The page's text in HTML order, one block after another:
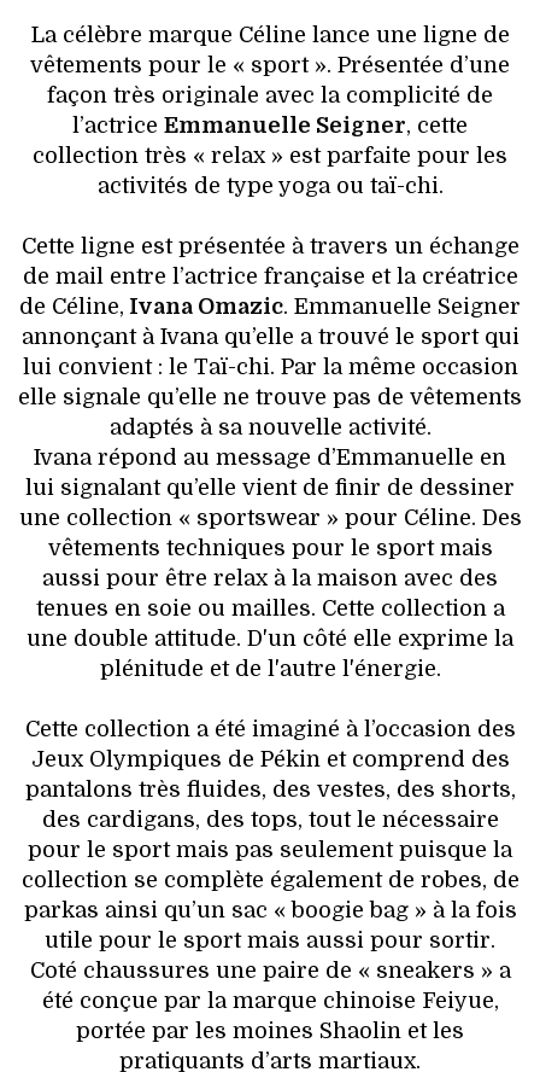
HISTOIRE DES MARQUES
DÉCO
VOYAGES & LOISIRS
La célèbre marque Céline lance une ligne de
vêtements pour le « sport ». Présentée d’une
façon très originale avec la complicité de
l’actrice Emmanuelle Seigner, cette
collection très « relax » est parfaite pour les
activités de type yoga ou taï-chi.
Cette ligne est présentée à travers un échange
de mail entre l’actrice française et la créatrice
de Céline, Ivana Omazic. Emmanuelle Seigner
annonçant à Ivana qu’elle a trouvé le sport qui
lui convient : le Taï-chi. Par la même occasion
elle signale qu’elle ne trouve pas de vêtements
adaptés à sa nouvelle activité.
Ivana répond au message d’Emmanuelle en
lui signalant qu’elle vient de finir de dessiner
une collection « sportswear » pour Céline. Des
vêtements techniques pour le sport mais
aussi pour être relax à la maison avec des
tenues en soie ou mailles. Cette collection a
une double attitude. D'un côté elle exprime la
plénitude et de l'autre l'énergie.
Cette collection a été imaginé à l’occasion des
Jeux Olympiques de Pékin et comprend des
pantalons très fluides, des vestes, des shorts,
des cardigans, des tops, tout le nécessaire
pour le sport mais pas seulement puisque la
collection se complète également de robes, de
parkas ainsi qu’un sac « boogie bag » à la fois
utile pour le sport mais aussi pour sortir.
Coté chaussures une paire de « sneakers » a
été conçue par la marque chinoise Feiyue,
portée par les moines Shaolin et les
pratiquants d’arts martiaux.